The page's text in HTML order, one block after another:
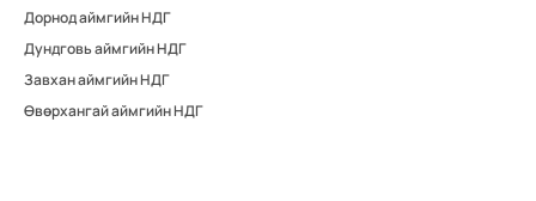
Дорнод аймгийн НДГ
Дундговь аймгийн НДГ
Завхан аймгийн НДГ
Өвөрхангай аймгийн НДГ